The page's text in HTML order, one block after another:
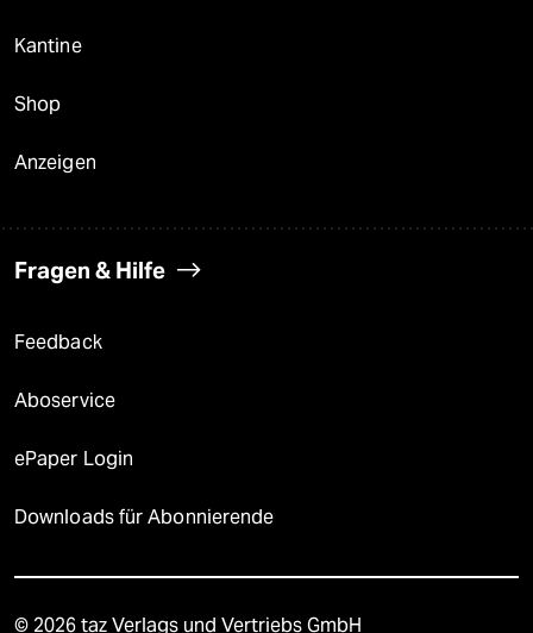
Kantine
Shop
Anzeigen
Fragen & Hilfe
Feedback
Aboservice
ePaper Login
Downloads für Abonnierende
© 2026 taz Verlags und Vertriebs GmbH